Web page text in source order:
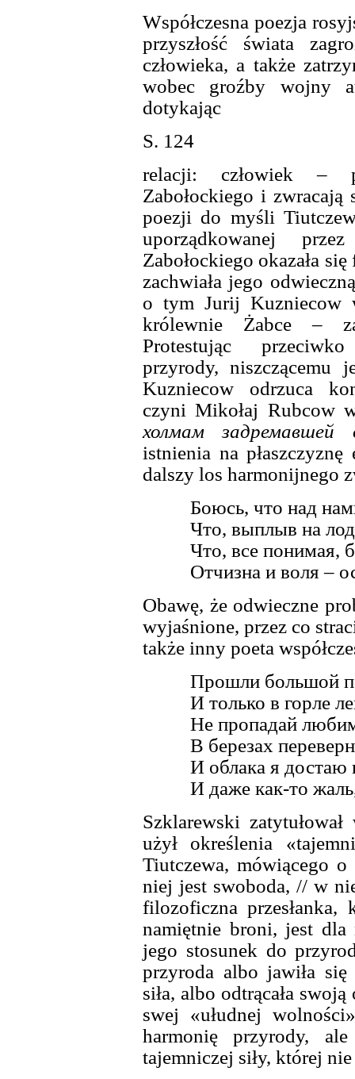
Współczesna poezja
przyszłość świata
człowieka, a także
wobec groźby wojny
dotykając
S. 124
relacji: człowiek –
Zabołockiego i
poezji do myśli
uporządkowanej
Zabołockiego okazała
zachwiała jego
o tym Jurij Kuzniecow
królewnie Żabce –
Protestując
przyrody, niszczącemu
Kuzniecow odrzuca
czyni Mikołaj Rubcow
холмам задремавшей
istnienia na
dalszy los harmonijnego
Боюсь, что над
Что, выплыв на
Что, все понимая,
Отчизна и воля –
Obawę, że odwieczne
wyjaśnione, przez co
także inny poeta
Прошли большой
И только в горле
Не пропадай
В березах
И облака я достаю
И даже как-то
Szklarewski
użył określenia
Tiutczewa, mówiącego
niej jest swoboda, // w
filozoficzna przesłanka,
namiętnie broni, jest dla
jego stosunek do
przyroda albo jawiła się
siła, albo odtrącała
swej «ułudnej
harmonię przyrody,
tajemniczej siły, której